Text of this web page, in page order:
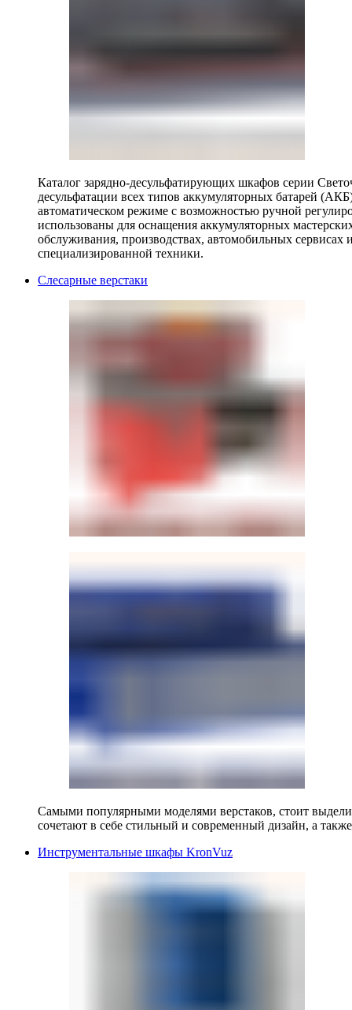
Каталог зарядно-десульфатирующих шкафов серии
десульфатации всех типов аккумуляторных батарей
автоматическом режиме с возможностью ручной
использованы для оснащения аккумуляторных
обслуживания, производствах, автомобильных
специализированной техники.
Слесарные верстаки
Самыми популярными моделями верстаков, стоит
сочетают в себе стильный и современный дизайн, а
Инструментальные шкафы KronVuz